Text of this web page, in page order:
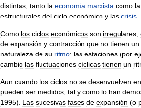
distintas tanto la economía marxista como la
estructurales del ciclo económico y las crisis
Como los ciclos económicos son irregulares
de expansión y contracción que no tienen un
naturaleza de su ritmo: las estaciones (por
cambio las fluctuaciones cíclicas tienen un
Aun cuando los ciclos no se desenvuelven en
pueden ser medidos tal y como lo han
1995). Las sucesivas fases de expansión (o